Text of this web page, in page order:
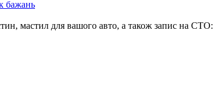
бажань
мастил для вашого авто, а також запис на СТО: